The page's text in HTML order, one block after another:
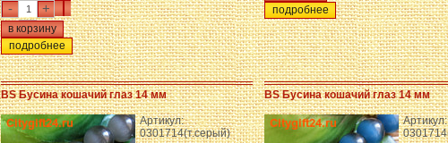
- +
подробнее
подробнее
BS Бусина кошачий глаз 14 мм
Артикул:
0301714(т.серый)
BS Бусина кошачий глаз 14 мм
Артикул: